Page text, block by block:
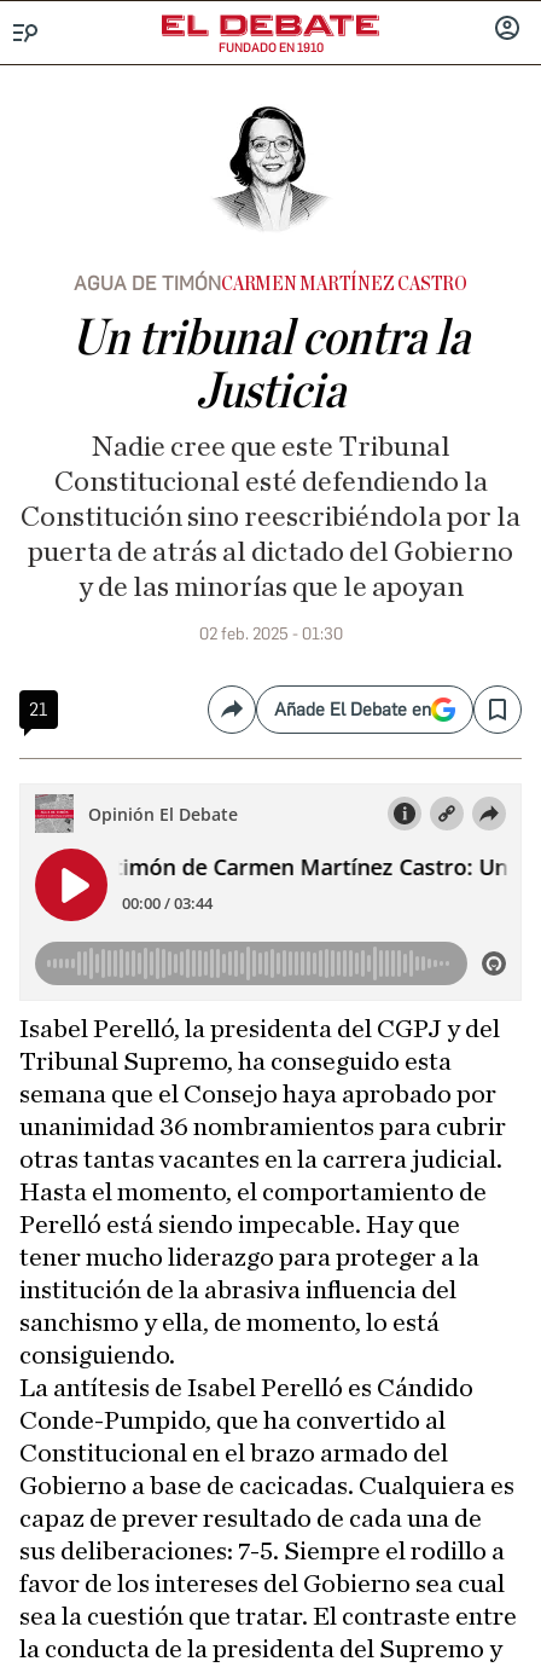
FUNDADO EN 1910
AGUA DE TIMÓNCARMEN MARTÍNEZ CASTRO
Un tribunal contra la
Justicia
Nadie cree que este Tribunal
Constitucional esté defendiendo la
Constitución sino reescribiéndola por la
puerta de atrás al dictado del Gobierno
y de las minorías que le apoyan
02 feb. 2025 - 01:30
21 CompartirAñade El Debate en Save
Isabel Perelló, la presidenta del CGPJ y del
Tribunal Supremo, ha conseguido esta
semana que el Consejo haya aprobado por
unanimidad 36 nombramientos para cubrir
otras tantas vacantes en la carrera judicial.
Hasta el momento, el comportamiento de
Perelló está siendo impecable. Hay que
tener mucho liderazgo para proteger a la
institución de la abrasiva influencia del
sanchismo y ella, de momento, lo está
consiguiendo.
La antítesis de Isabel Perelló es Cándido
Conde-Pumpido, que ha convertido al
Constitucional en el brazo armado del
Gobierno a base de cacicadas. Cualquiera es
capaz de prever resultado de cada una de
sus deliberaciones: 7-5. Siempre el rodillo a
favor de los intereses del Gobierno sea cual
sea la cuestión que tratar. El contraste entre
la conducta de la presidenta del Supremo y